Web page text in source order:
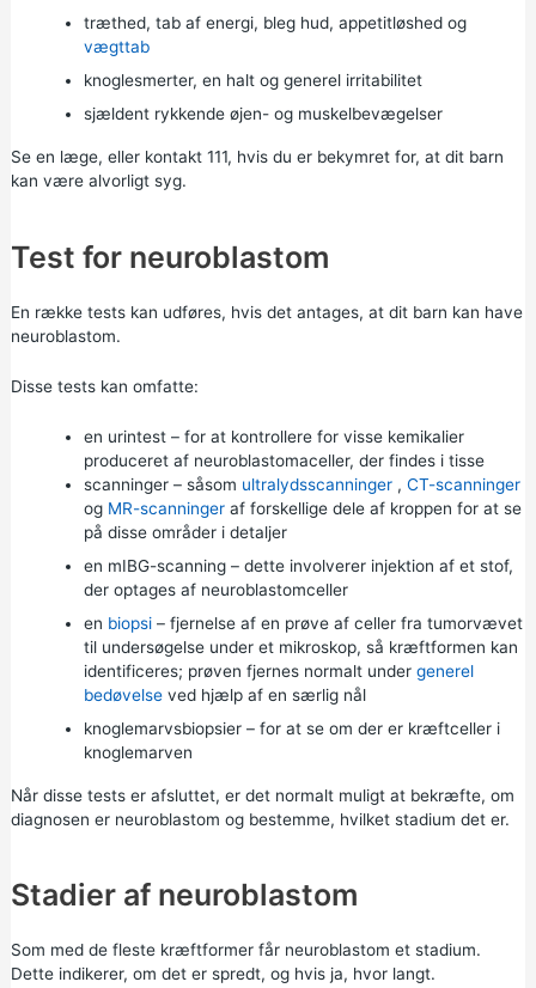
træthed, tab af energi, bleg hud, appetitløshed og
vægttab
knoglesmerter, en halt og generel irritabilitet
sjældent rykkende øjen- og muskelbevægelser
Se en læge, eller kontakt 111, hvis du er bekymret for, at dit barn
kan være alvorligt syg.
Test for neuroblastom
En række tests kan udføres, hvis det antages, at dit barn kan have
neuroblastom.
Disse tests kan omfatte:
en urintest – for at kontrollere for visse kemikalier
produceret af neuroblastomaceller, der findes i tisse
scanninger – såsom ultralydsscanninger, CT-scanninger
og MR-scanningeraf forskellige dele af kroppen for at se
på disse områder i detaljer
en mIBG-scanning – dette involverer injektion af et stof,
der optages af neuroblastomceller
en biopsi– fjernelse af en prøve af celler fra tumorvævet
til undersøgelse under et mikroskop, så kræftformen kan
identificeres; prøven fjernes normalt under generel
bedøvelseved hjælp af en særlig nål
knoglemarvsbiopsier – for at se om der er kræftceller i
knoglemarven
Når disse tests er afsluttet, er det normalt muligt at bekræfte, om
diagnosen er neuroblastom og bestemme, hvilket stadium det er.
Stadier af neuroblastom
Som med de fleste kræftformer får neuroblastom et stadium.
Dette indikerer, om det er spredt, og hvis ja, hvor langt.